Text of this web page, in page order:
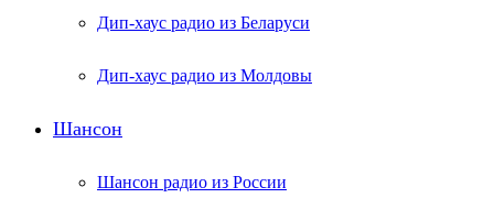
Дип-хаус радио из Беларуси
Дип-хаус радио из Молдовы
Шансон
Шансон радио из России